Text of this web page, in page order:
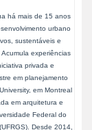
há mais de 15 anos
urbano
sustentáveis e
experiências
privada e
em planejamento
em Montreal
em arquitetura e
Federal do
Desde 2014,